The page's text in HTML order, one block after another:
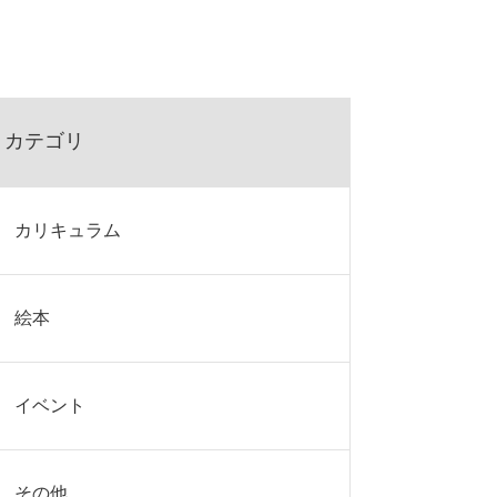
カテゴリ
カリキュラム
絵本
イベント
その他